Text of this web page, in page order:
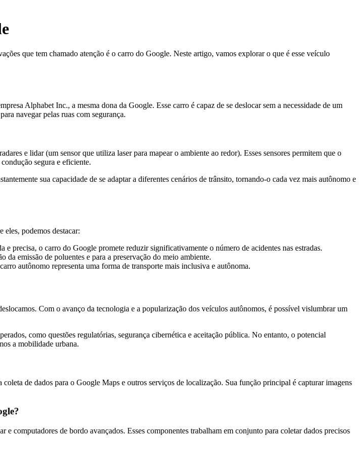
que tem chamado atenção é o carro do Google. Neste artigo, vamos explorar o que é esse veículo
Alphabet Inc., a mesma dona da Google. Esse carro é capaz de se deslocar sem a necessidade de um
navegar pelas ruas com segurança.
e lidar (um sensor que utiliza laser para mapear o ambiente ao redor). Esses sensores permitem que o
segura e eficiente.
sua capacidade de se adaptar a diferentes cenários de trânsito, tornando-o cada vez mais autônomo e
eles, podemos destacar:
precisa, o carro do Google promete reduzir significativamente o número de acidentes nas estradas.
emissão de poluentes e para a preservação do meio ambiente.
autônomo representa uma forma de transporte mais inclusiva e autônoma.
Com o avanço da tecnologia e a popularização dos veículos autônomos, é possível vislumbrar um
como questões regulatórias, segurança cibernética e aceitação pública. No entanto, o potencial
a mobilidade urbana.
de dados para o Google Maps e outros serviços de localização. Sua função principal é capturar imagens
computadores de bordo avançados. Esses componentes trabalham em conjunto para coletar dados precisos